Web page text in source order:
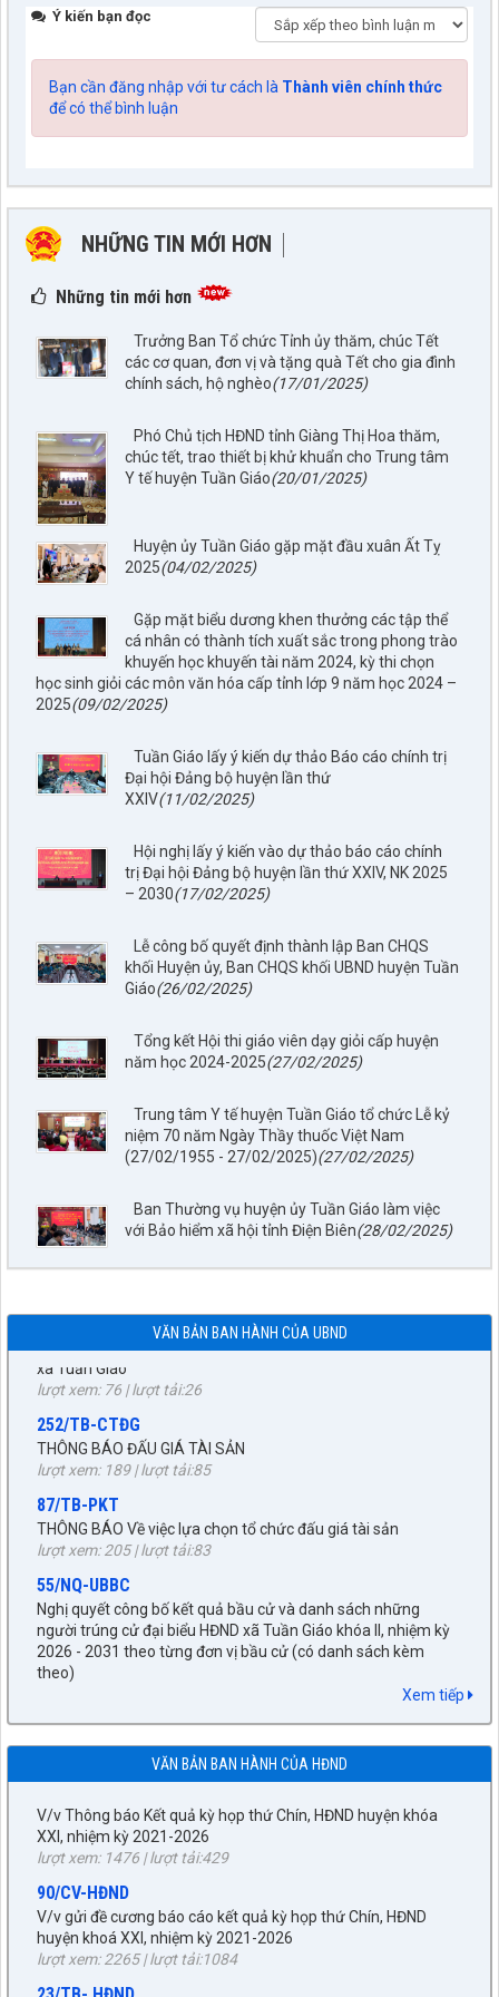
Ý kiến bạn đọc
Bạn cần đăng nhập với tư cách là Thành viên chính thức
để có thể bình luận
NHỮNG TIN MỚI HƠN
NHỮNG TIN CŨ HƠN
Những tin mới hơn
Trưởng Ban Tổ chức Tỉnh ủy thăm, chúc Tết
các cơ quan, đơn vị và tặng quà Tết cho gia đình
chính sách, hộ nghèo(17/01/2025)
Phó Chủ tịch HĐND tỉnh Giàng Thị Hoa thăm,
chúc tết, trao thiết bị khử khuẩn cho Trung tâm
Y tế huyện Tuần Giáo(20/01/2025)
Huyện ủy Tuần Giáo gặp mặt đầu xuân Ất Tỵ
2025(04/02/2025)
Gặp mặt biểu dương khen thưởng các tập thể
cá nhân có thành tích xuất sắc trong phong trào
khuyến học khuyến tài năm 2024, kỳ thi chọn
học sinh giỏi các môn văn hóa cấp tỉnh lớp 9 năm học 2024 –
2025(09/02/2025)
Tuần Giáo lấy ý kiến dự thảo Báo cáo chính trị
Đại hội Đảng bộ huyện lần thứ
XXIV(11/02/2025)
Hội nghị lấy ý kiến vào dự thảo báo cáo chính
trị Đại hội Đảng bộ huyện lần thứ XXIV, NK 2025
– 2030(17/02/2025)
Lễ công bố quyết định thành lập Ban CHQS
khối Huyện ủy, Ban CHQS khối UBND huyện Tuần
Giáo(26/02/2025)
Tổng kết Hội thi giáo viên dạy giỏi cấp huyện
năm học 2024-2025(27/02/2025)
Trung tâm Y tế huyện Tuần Giáo tổ chức Lễ kỷ
niệm 70 năm Ngày Thầy thuốc Việt Nam
(27/02/1955 - 27/02/2025)(27/02/2025)
Ban Thường vụ huyện ủy Tuần Giáo làm việc
với Bảo hiểm xã hội tỉnh Điện Biên(28/02/2025)
VĂN BẢN BAN HÀNH CỦA UBND
797./TTPTQĐ-KV2
Về việc đăng tải lên trên Cổng thông tin điện tử của UBND xã
(đợt 6)công trình: Hồ bản phủ thuộc dự án cụm Hồbản Phủ -
Nậm Là tỉnh Điện Biên
lượt xem: 43 | lượt tải:33
lượt xem: 76 | lượt tải:26
252/TB-CTĐG
lượt xem: 189 | lượt tải:85
87/TB-PKT
lượt xem: 205 | lượt tải:83
55/NQ-UBBC
người trúng cử đại biểu HĐND xã Tuần Giáo khóa II, nhiệm kỳ
2026 - 2031 theo từng đơn vị bầu cử (có danh sách kèm
theo)
lượt xem: 377 | lượt tải:173
672/KH-UBND
quyền sử dụng đất năm 2026
lượt xem: 265 | lượt tải:246
92/QĐ-BNG
Về việc công bố danh mục văn bản quy phạm pháp luật hết
hiệu lực toàn bộ và văn bản quy phạm pháp luật hết hiệu lực
năm 2025
lượt xem: 329 | lượt tải:124
56/QĐ-UBND
Xem tiếp
VĂN BẢN BAN HÀNH CỦA HĐND
27/NQ-HĐND
Về chủ trương sắp xếp đơn vị hành chính cấp xã trên địa bàn
huyện Tuần Giáo, tỉnh Điện Biên (gửi bản kèm Biên Bản kỳ
lượt xem: 1521 | lượt tải:957
V/v Thông báo Kết quả kỳ họp thứ Chín, HĐND huyện khóa
lượt xem: 1476 | lượt tải:429
90/CV-HĐND
huyện khoá XXI, nhiệm kỳ 2021-2026
lượt xem: 2265 | lượt tải:1084
23/TB- HĐND